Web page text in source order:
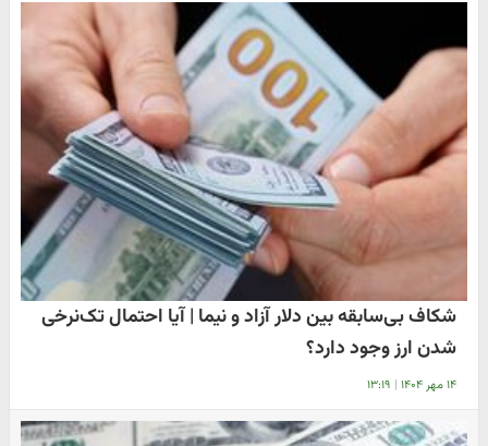
شکاف بی‌سابقه بین دلار آزاد و نیما | آیا احتمال تک‌نرخی
شدن ارز وجود دارد؟
۱۴ مهر ۱۴۰۴ | ۱۳:۱۹